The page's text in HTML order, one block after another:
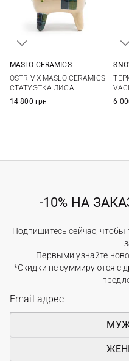
MASLO CERAMICS
OSTRIV X MASLO CERAMICS
СТАТУЭТКА ЛИСА
14 800 грн
6
-10% НА
Подпишитесь сейчас, чтобы
Первыми узнайте
*Скидки не суммируются с